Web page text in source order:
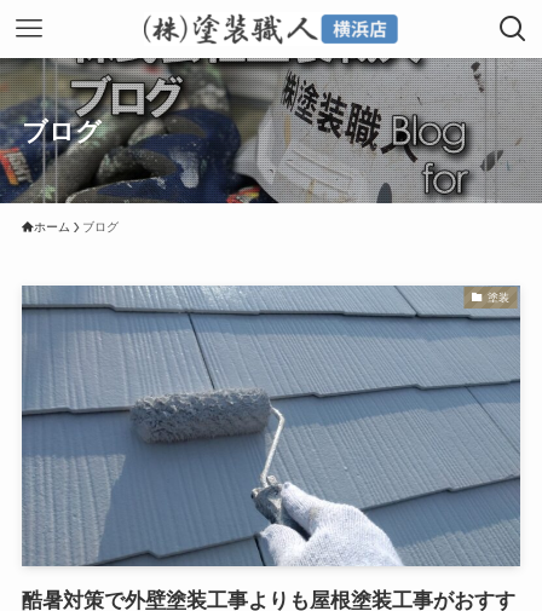
ブログ
ホーム ブログ
塗装
酷暑対策で外壁塗装工事よりも屋根塗装工事がおすす